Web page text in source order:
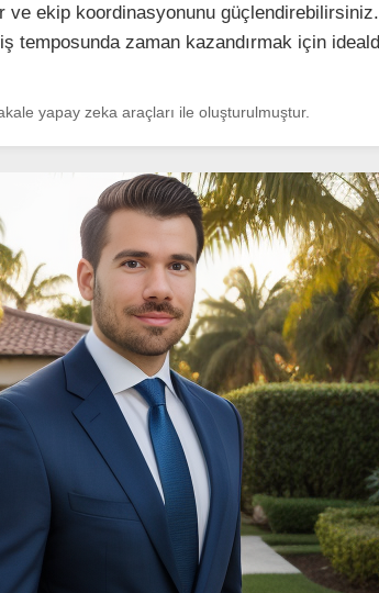
ve ekip koordinasyonunu güçlendirebilirsiniz.
temposunda zaman kazandırmak için
yapay zeka araçları ile oluşturulmuştur.